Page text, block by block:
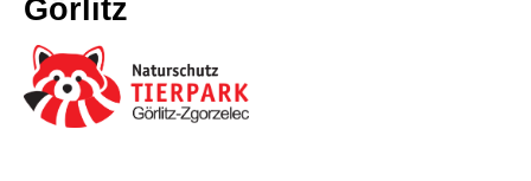
Görlitz